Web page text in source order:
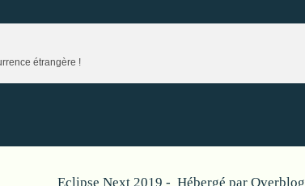
étrangère !
Eclipse Next 2019 - Hébergé par Overblog